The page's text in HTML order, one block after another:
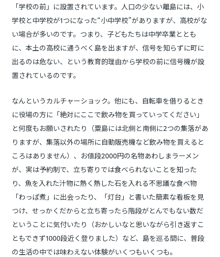
「学校の前」に設置されています。人口の少ない離島には、小
学校と中学校が1つになった“小中学校”がありますが、高校がな
い場合が多いのです。つまり、子どもたちは中学卒業ととも
に、本土の高校に通うべく島を出ますが、信号を知らずに町に
出るのは危ない、という教育的理由から学校の前に信号機が設
置されているのです。
なんというカルチャーショック。他にも、自転車を借りるとき
に役場の方に「絶対にここで飲み物を買っていってください」
と何度もお願いされたり（粟島には北側と南側に2つの集落があ
りますが、集落以外の場所に自動販売機など飲み物を買えると
ころはありません）、お値段2000円の名物あわしまラーメン
が、実は予約制で、立ち寄りでは食べられないことを知った
り、魚を入れた汁物に熱く熱した石を入れる不思議な食べ物
「わっぱ煮」に出会ったり、「灯台」と書いた簡素な看板を見
つけ、せっかくだからと立ち寄ったら階段がとんでもない数だ
ということに気付いたり（おかしいなと思いながら引き返すこ
ともできず1000段近く登りました）など、島を巡る間に、普段
の生活の中では味わえない体験がいくつもいくつも。